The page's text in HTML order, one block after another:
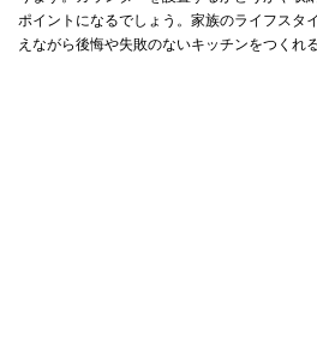
ポイントになるでしょう。家族のライフスタ
えながら後悔や失敗のないキッチンをつくれ